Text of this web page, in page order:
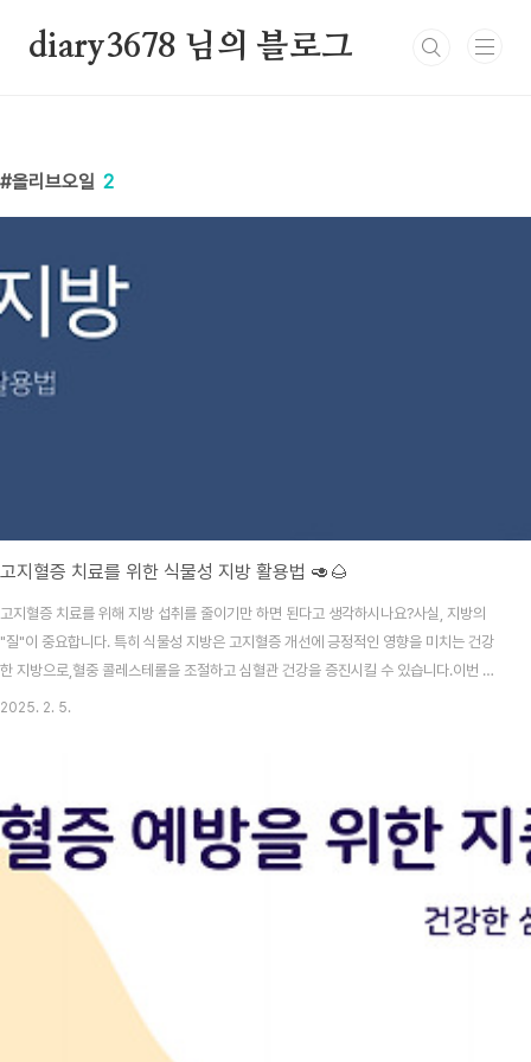
diary3678 님의 블로그
올리브오일 2
고지혈증 치료를 위한 식물성 지방 활용법 🥑🌰
고지혈증 치료를 위해 지방 섭취를 줄이기만 하면 된다고 생각하시나요?사실, 지방의
"질"이 중요합니다. 특히 식물성 지방은 고지혈증 개선에 긍정적인 영향을 미치는 건강
한 지방으로,혈중 콜레스테롤을 조절하고 심혈관 건강을 증진시킬 수 있습니다.이번 글
에서는 식물성 지방의 종류, 효능, 그리고 고지혈증 치료를 위한 활용법을 소개합니다.
가?식물성 지방은 식물에서 추출된 지방으로, 건강에 유익한 불포화 지방산이 풍부합니
다.이는 동물성 지방(포화지방)과 달리 혈중 콜레..
2025. 2. 5.